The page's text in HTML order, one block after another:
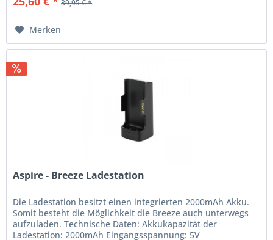
39,95 € *
Merken
Aspire - Breeze Ladestation
Die Ladestation besitzt einen integrierten 2000mAh Akku.
Somit besteht die Möglichkeit die Breeze auch unterwegs
aufzuladen. Technische Daten: Akkukapazität der
Ladestation: 2000mAh Eingangsspannung: 5V